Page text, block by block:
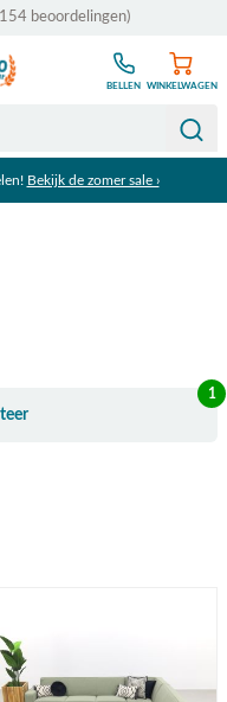
beoordelingen)
BELLEN WINKELWAGEN
Bekijk de zomer sale ›
1